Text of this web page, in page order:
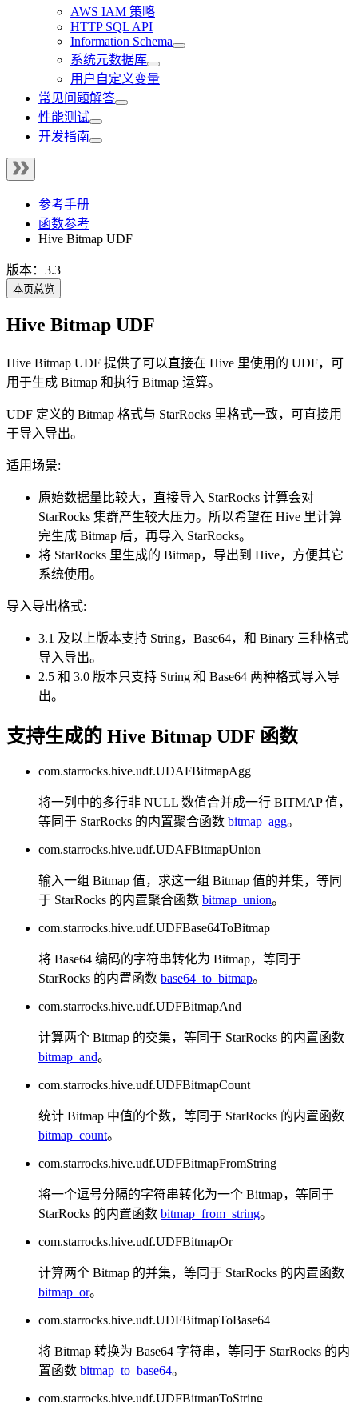
AWS IAM 策略
HTTP SQL API
Information Schema
系统元数据库
用户自定义变量
常见问题解答
性能测试
开发指南
参考手册
函数参考
Hive Bitmap UDF
版本：3.3
本页总览
Hive Bitmap UDF
Hive Bitmap UDF 提供了可以直接在 Hive 里使用的 UDF，可
用于生成 Bitmap 和执行 Bitmap 运算。
UDF 定义的 Bitmap 格式与 StarRocks 里格式一致，可直接用
于导入导出。
适用场景:
原始数据量比较大，直接导入 StarRocks 计算会对
StarRocks 集群产生较大压力。所以希望在 Hive 里计算
完生成 Bitmap 后，再导入 StarRocks。
将 StarRocks 里生成的 Bitmap，导出到 Hive，方便其它
系统使用。
导入导出格式:
3.1 及以上版本支持 String，Base64，和 Binary 三种格式
导入导出。
2.5 和 3.0 版本只支持 String 和 Base64 两种格式导入导
出。
支持生成的 Hive Bitmap UDF 函数
com.starrocks.hive.udf.UDAFBitmapAgg
将一列中的多行非 NULL 数值合并成一行 BITMAP 值，
等同于 StarRocks 的内置聚合函数 bitmap_agg。
com.starrocks.hive.udf.UDAFBitmapUnion
输入一组 Bitmap 值，求这一组 Bitmap 值的并集，等同
于 StarRocks 的内置聚合函数 bitmap_union。
com.starrocks.hive.udf.UDFBase64ToBitmap
将 Base64 编码的字符串转化为 Bitmap，等同于
StarRocks 的内置函数 base64_to_bitmap。
com.starrocks.hive.udf.UDFBitmapAnd
计算两个 Bitmap 的交集，等同于 StarRocks 的内置函数
bitmap_and。
com.starrocks.hive.udf.UDFBitmapCount
统计 Bitmap 中值的个数，等同于 StarRocks 的内置函数
bitmap_count。
com.starrocks.hive.udf.UDFBitmapFromString
将一个逗号分隔的字符串转化为一个 Bitmap，等同于
StarRocks 的内置函数 bitmap_from_string。
com.starrocks.hive.udf.UDFBitmapOr
计算两个 Bitmap 的并集，等同于 StarRocks 的内置函数
bitmap_or。
com.starrocks.hive.udf.UDFBitmapToBase64
将 Bitmap 转换为 Base64 字符串，等同于 StarRocks 的内
置函数 bitmap_to_base64。
com.starrocks.hive.udf.UDFBitmapToString